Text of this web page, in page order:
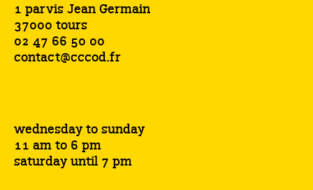
1 parvis Jean Germain
37000 tours
02 47 66 50 00
contact@cccod.fr
wednesday to sunday
11 am to 6 pm
saturday until 7 pm